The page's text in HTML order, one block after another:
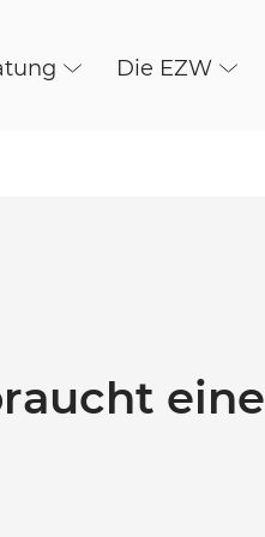
Die EZW
eine